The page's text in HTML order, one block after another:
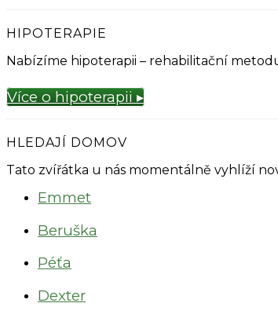
HIPOTERAPIE
Nabízíme hipoterapii – rehabilitační
Více o hipoterapii ▸
HLEDAJÍ DOMOV
Tato zvířátka u nás momentálně vyhlíží
Emmet
Beruška
Péťa
Dexter